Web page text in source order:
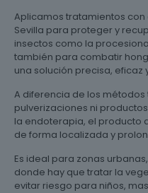
Aplicamos tratamientos con
Sevilla para proteger y
insectos como la
también para combatir
una solución precisa, eficaz
A diferencia de los
pulverizaciones ni
la endoterapia, el producto
de forma localizada y
Es ideal para zonas
donde hay que tratar la
evitar riesgo para niños,